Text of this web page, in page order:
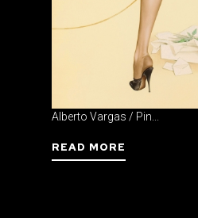
Alberto Vargas / Pin...
READ MORE